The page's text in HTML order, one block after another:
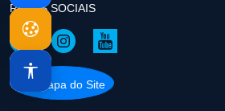
REDES SOCIAIS
Mapa do Site